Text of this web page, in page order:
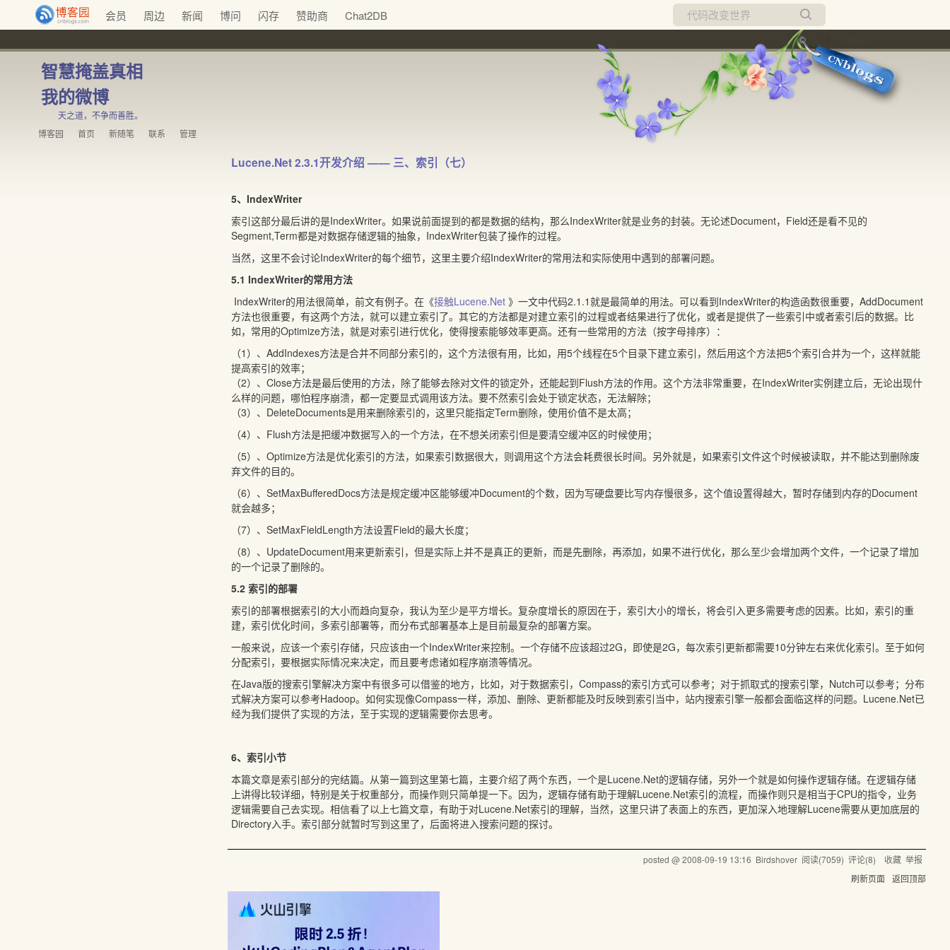
会员 周边 新闻 博问 闪存 赞助商 Chat2DB
所有博客
当前博客
智慧掩盖真相
我的微博
天之道，不争而善胜。
博客园
首页 新随笔 联系 管理
Lucene.Net 2.3.1开发介绍 —— 三、索引（七）
5、IndexWriter
索引这部分最后讲的是IndexWriter。如果说前面提到的都是数据的结构，那么IndexWriter就是业务的封装。无论述Document，Field还是看不见的
Segment,Term都是对数据存储逻辑的抽象，IndexWriter包装了操作的过程。
当然，这里不会讨论IndexWriter的每个细节，这里主要介绍IndexWriter的常用法和实际使用中遇到的部署问题。
5.1 IndexWriter的常用方法
IndexWriter的用法很简单，前文有例子。在《接触Lucene.Net》一文中代码2.1.1就是最简单的用法。可以看到IndexWriter的构造函数很重要，AddDocument
方法也很重要，有这两个方法，就可以建立索引了。其它的方法都是对建立索引的过程或者结果进行了优化，或者是提供了一些索引中或者索引后的数据。比
如，常用的Optimize方法，就是对索引进行优化，使得搜索能够效率更高。还有一些常用的方法（按字母排序）：
（1）、AddIndexes方法是合并不同部分索引的，这个方法很有用，比如，用5个线程在5个目录下建立索引，然后用这个方法把5个索引合并为一个，这样就能
提高索引的效率；
（2）、Close方法是最后使用的方法，除了能够去除对文件的锁定外，还能起到Flush方法的作用。这个方法非常重要，在IndexWriter实例建立后，无论出现什
么样的问题，哪怕程序崩溃，都一定要显式调用该方法。要不然索引会处于锁定状态，无法解除；
（3）、DeleteDocuments是用来删除索引的，这里只能指定Term删除，使用价值不是太高；
（4）、Flush方法是把缓冲数据写入的一个方法，在不想关闭索引但是要清空缓冲区的时候使用；
（5）、Optimize方法是优化索引的方法，如果索引数据很大，则调用这个方法会耗费很长时间。另外就是，如果索引文件这个时候被读取，并不能达到删除废
弃文件的目的。
（6）、SetMaxBufferedDocs方法是规定缓冲区能够缓冲Document的个数，因为写硬盘要比写内存慢很多，这个值设置得越大，暂时存储到内存的Document
就会越多；
（7）、SetMaxFieldLength方法设置Field的最大长度；
（8）、UpdateDocument用来更新索引，但是实际上并不是真正的更新，而是先删除，再添加，如果不进行优化，那么至少会增加两个文件，一个记录了增加
的一个记录了删除的。
5.2 索引的部署
索引的部署根据索引的大小而趋向复杂，我认为至少是平方增长。复杂度增长的原因在于，索引大小的增长，将会引入更多需要考虑的因素。比如，索引的重
建，索引优化时间，多索引部署等，而分布式部署基本上是目前最复杂的部署方案。
一般来说，应该一个索引存储，只应该由一个IndexWriter来控制。一个存储不应该超过2G，即使是2G，每次索引更新都需要10分钟左右来优化索引。至于如何
分配索引，要根据实际情况来决定，而且要考虑诸如程序崩溃等情况。
在Java版的搜索引擎解决方案中有很多可以借鉴的地方，比如，对于数据索引，Compass的索引方式可以参考；对于抓取式的搜索引擎，Nutch可以参考；分布
式解决方案可以参考Hadoop。如何实现像Compass一样，添加、删除、更新都能及时反映到索引当中，站内搜索引擎一般都会面临这样的问题。Lucene.Net已
经为我们提供了实现的方法，至于实现的逻辑需要你去思考。
6、索引小节
本篇文章是索引部分的完结篇。从第一篇到这里第七篇，主要介绍了两个东西，一个是Lucene.Net的逻辑存储，另外一个就是如何操作逻辑存储。在逻辑存储
上讲得比较详细，特别是关于权重部分，而操作则只简单提一下。因为，逻辑存储有助于理解Lucene.Net索引的流程，而操作则只是相当于CPU的指令，业务
逻辑需要自己去实现。相信看了以上七篇文章，有助于对Lucene.Net索引的理解，当然，这里只讲了表面上的东西，更加深入地理解Lucene需要从更加底层的
Directory入手。索引部分就暂时写到这里了，后面将进入搜索问题的探讨。
posted @2008-09-19 13:16 Birdshover 阅读(7059) 评论(8) 收藏 举报
刷新页面
返回顶部